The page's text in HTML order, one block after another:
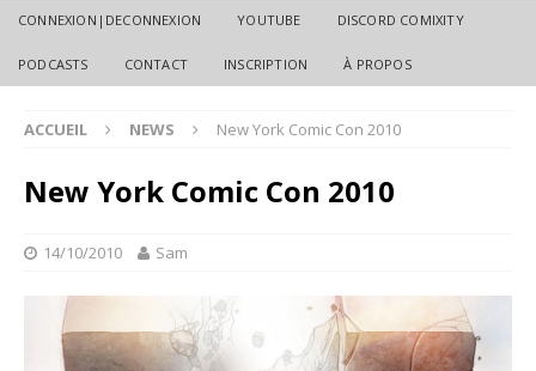
CONNEXION|DECONNEXION YOUTUBE DISCORD COMIXITY
PODCASTS CONTACT INSCRIPTION À PROPOS
ACCUEIL NEWS New York Comic Con 2010
New York Comic Con 2010
14/10/2010 Sam